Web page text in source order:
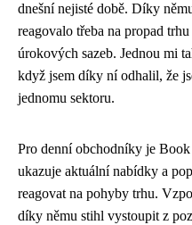
dnešní nejisté době. Díky
reagovalo třeba na propad
úrokových sazeb. Jednou mi
když jsem díky ní odhalil, že
jednomu sektoru.
Pro denní obchodníky je Book
ukazuje aktuální nabídky a
reagovat na pohyby trhu.
díky němu stihl vystoupit z